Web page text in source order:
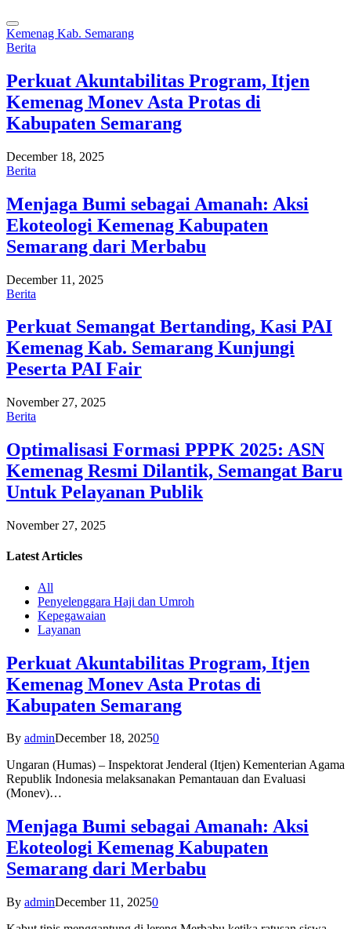
Kemenag Kab. Semarang
Berita
Perkuat Akuntabilitas Program, Itjen
Kemenag Monev Asta Protas di
Kabupaten Semarang
December 18, 2025
Berita
Menjaga Bumi sebagai Amanah: Aksi
Ekoteologi Kemenag Kabupaten
Semarang dari Merbabu
December 11, 2025
Berita
Perkuat Semangat Bertanding, Kasi PAI
Kemenag Kab. Semarang Kunjungi
Peserta PAI Fair
November 27, 2025
Berita
Optimalisasi Formasi PPPK 2025: ASN
Kemenag Resmi Dilantik, Semangat Baru
Untuk Pelayanan Publik
November 27, 2025
Latest Articles
All
Penyelenggara Haji dan Umroh
Kepegawaian
Layanan
Perkuat Akuntabilitas Program, Itjen
Kemenag Monev Asta Protas di
Kabupaten Semarang
By adminDecember 18, 20250
Ungaran (Humas) – Inspektorat Jenderal (Itjen) Kementerian Agama
Republik Indonesia melaksanakan Pemantauan dan Evaluasi
(Monev)…
Menjaga Bumi sebagai Amanah: Aksi
Ekoteologi Kemenag Kabupaten
Semarang dari Merbabu
By adminDecember 11, 20250